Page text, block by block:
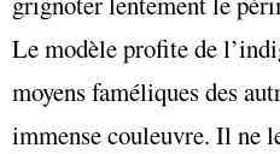
Le modèle profite de
moyens faméliques des
immense couleuvre. Il ne